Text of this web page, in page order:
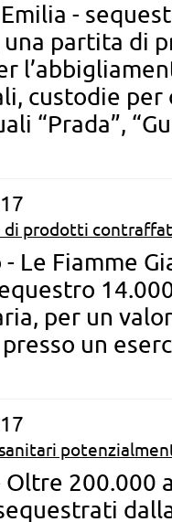
Emilia -
una partita
custodie
“Prada”,
di prodotti
- Le Fiamme
per un
un
Oltre